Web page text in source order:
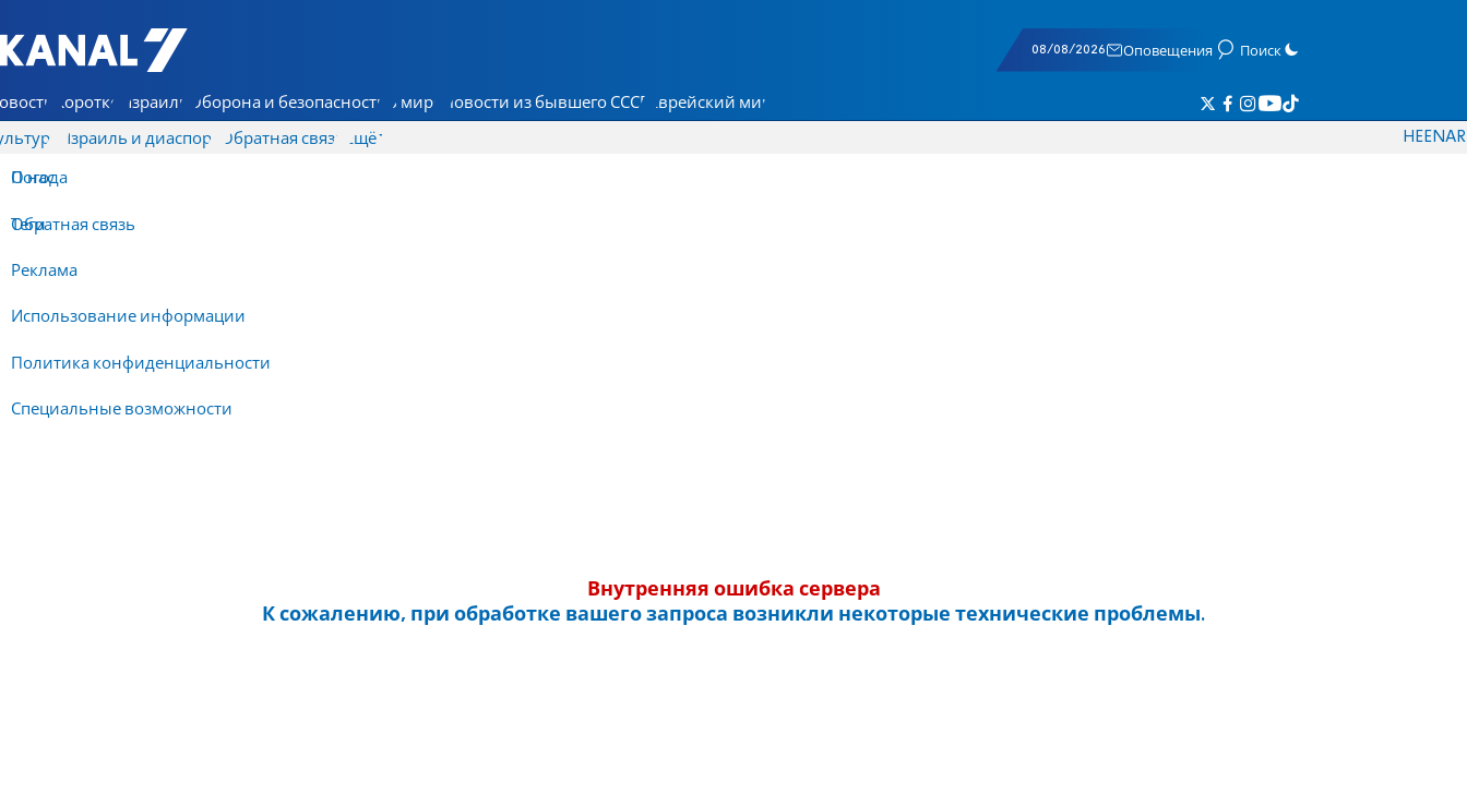
7 КАНАЛ - Аруц Шева
08/08/2026 Оповещения Поиск
Коротко Израиль Оборона и безопасность В мире Новости из бывшего СССР Еврейский мир
Израиль и диаспора Обратная связь
О нас
Обратная связь
Реклама
Использование информации
Политика конфиденциальности
Специальные возможности
Ещё
Погода
Теги
HEENAR
Внутренняя ошибка сервера
К сожалению, при обработке вашего запроса возникли некоторые технические проблемы.